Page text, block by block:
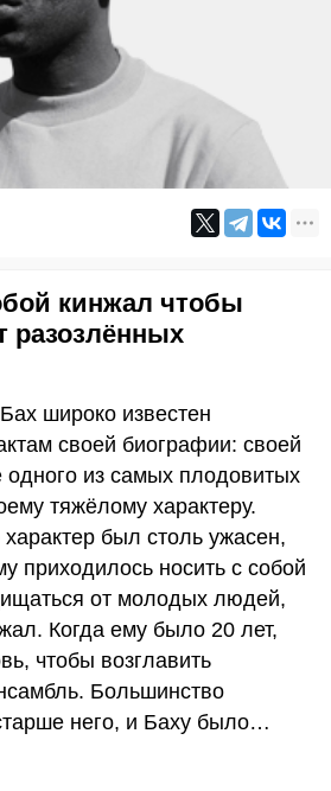
кинжал чтобы
разозлённых
широко известен
своей биографии: своей
одного из самых плодовитых
тяжёлому характеру.
был столь ужасен,
приходилось носить с собой
от молодых людей,
Когда ему было 20 лет,
чтобы возглавить
Большинство
него, и Баху было…